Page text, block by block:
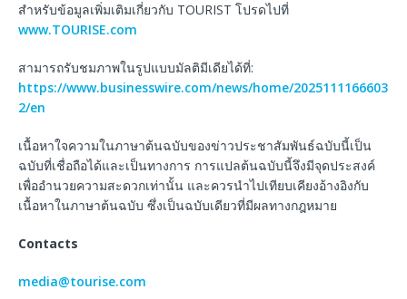
สำหรับข้อมูลเพิ่มเติมเกี่ยวกับ TOURIST โปรดไปที่
www.TOURISE.com
สามารถรับชมภาพในรูปแบบมัลติมีเดียได้ที่:
https://www.businesswire.com/news/home/2025111166603
2/en
เนื้อหาใจความในภาษาต้นฉบับของข่าวประชาสัมพันธ์ฉบับนี้เป็น
ฉบับที่เชื่อถือได้และเป็นทางการ การแปลต้นฉบับนี้จึงมีจุดประสงค์
เพื่ออำนวยความสะดวกเท่านั้น และควรนำไปเทียบเคียงอ้างอิงกับ
เนื้อหาในภาษาต้นฉบับ ซึ่งเป็นฉบับเดียวที่มีผลทางกฎหมาย
Contacts
media@tourise.com